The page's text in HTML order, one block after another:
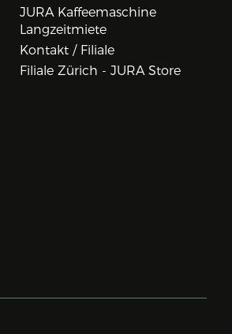
JURA Kaffeemaschine
Langzeitmiete
Kontakt / Filiale
Filiale Zürich - JURA Store